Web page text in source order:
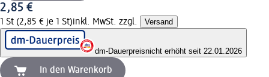
2,85 €
1 St (2,85 € je 1 St)inkl. MwSt. zzgl. Versand
dm-Dauerpreisnicht erhöht seit 22.01.2026
In den Warenkorb